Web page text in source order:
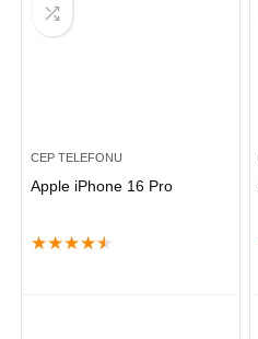
CEP TELEFONU
Apple iPhone 16 Pro
★★★★★